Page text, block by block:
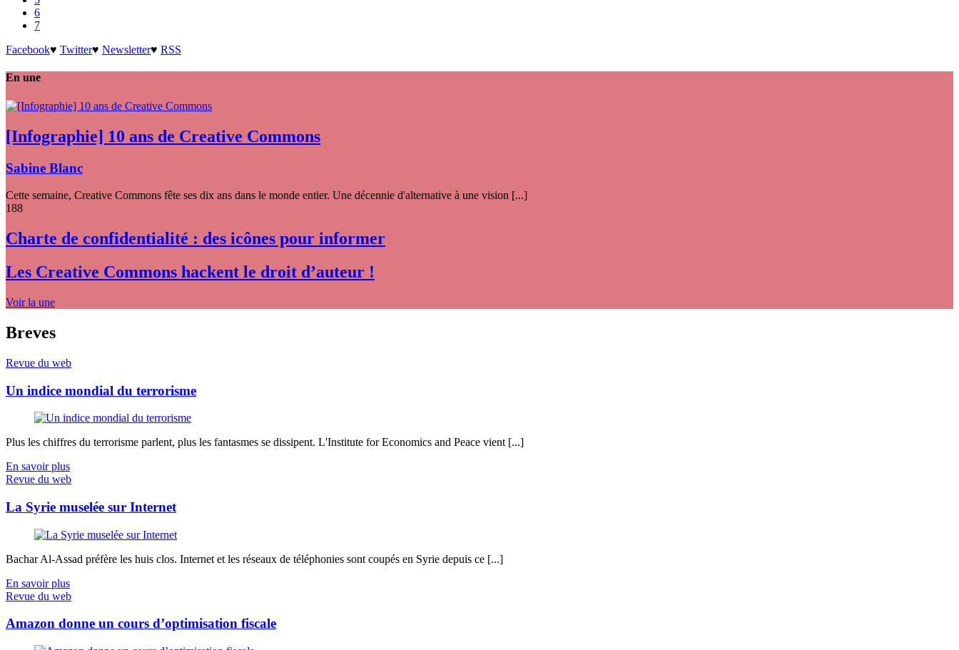
6
7
Facebook♥ Twitter♥ Newsletter♥ RSS
En une
[Infographie] 10 ans de Creative Commons
Sabine Blanc
Cette semaine, Creative Commons fête ses dix ans dans le monde entier. Une décennie d'alternative à une vision [...]
188
Charte de confidentialité : des icônes pour informer
Les Creative Commons hackent le droit d’auteur !
Voir la une
Breves
Revue du web
Un indice mondial du terrorisme
Plus les chiffres du terrorisme parlent, plus les fantasmes se dissipent. L'Institute for Economics and Peace vient [...]
En savoir plus
Revue du web
La Syrie muselée sur Internet
Bachar Al-Assad préfère les huis clos. Internet et les réseaux de téléphonies sont coupés en Syrie depuis ce [...]
En savoir plus
Revue du web
Amazon donne un cours d’optimisation fiscale